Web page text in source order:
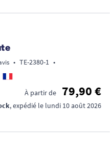
• TE-2380-1 •
À partir de
79,90 €
, expédié le lundi 10 août 2026